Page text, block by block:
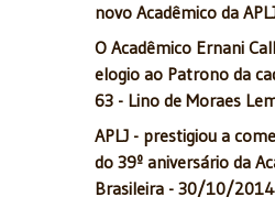
novo Acadêmico da
O Acadêmico Ernani
elogio ao Patrono da
63 - Lino de Moraes
APLJ - prestigiou a
do 39º aniversário da
Brasileira - 30/10/2014